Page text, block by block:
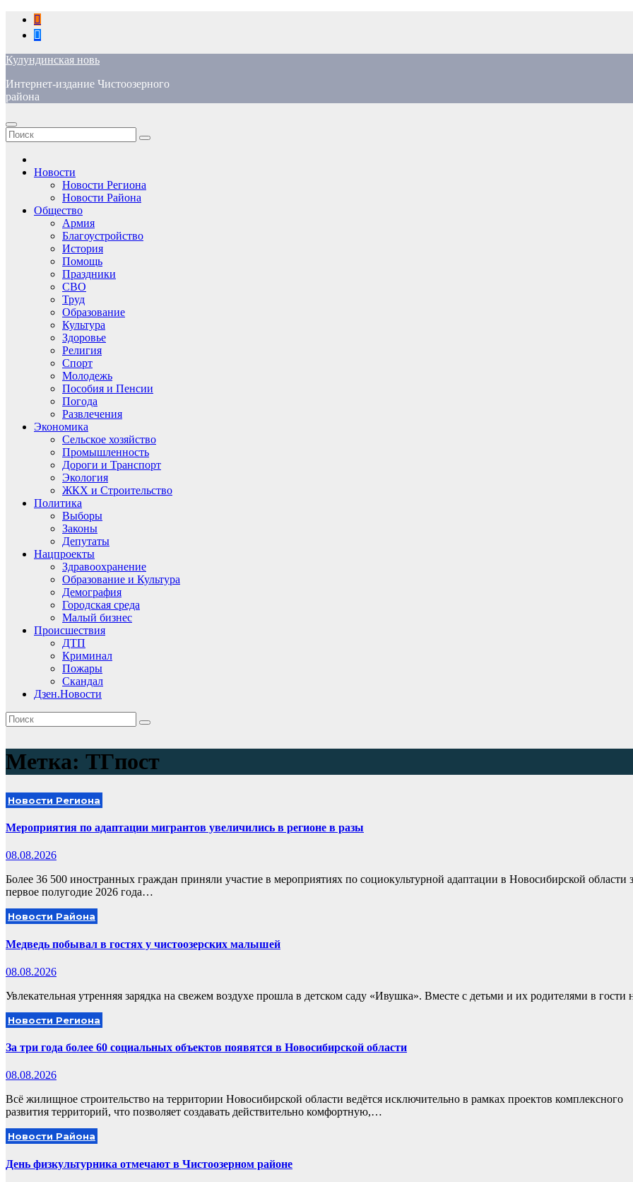
Перейти
содержимому
Кулундинская новь
Интернет-издание Чистоозерного
района
Новости
Новости Региона
Новости Района
Общество
Армия
Благоустройство
История
Помощь
Праздники
СВО
Труд
Образование
Культура
Здоровье
Религия
Спорт
Молодежь
Пособия и Пенсии
Погода
Развлечения
Экономика
Сельское хозяйство
Промышленность
Дороги и Транспорт
Экология
ЖКХ и Строительство
Политика
Выборы
Законы
Депутаты
Нацпроекты
Здравоохранение
Образование и Культура
Демография
Городская среда
Малый бизнес
Происшествия
ДТП
Криминал
Пожары
Скандал
Дзен.Новости
Метка: ТГпост
Новости Региона
Мероприятия по адаптации мигрантов увеличились в регионе в разы
08.08.2026
Более 36 500 иностранных граждан приняли участие в мероприятиях по социокультурной адаптации в Новосибирской области
первое полугодие 2026 года…
Новости Района
Медведь побывал в гостях у чистоозерских малышей
08.08.2026
Увлекательная утренняя зарядка на свежем воздухе прошла в детском саду «Ивушка». Вместе с детьми и их родителями в
Новости Региона
За три года более 60 социальных объектов появятся в Новосибирской области
08.08.2026
Всё жилищное строительство на территории Новосибирской области ведётся исключительно в рамках проектов комплексного
развития территорий, что позволяет создавать действительно комфортную,…
Новости Района
День физкультурника отмечают в Чистоозерном районе